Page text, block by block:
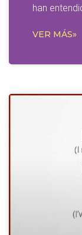
han
VER MÁS»